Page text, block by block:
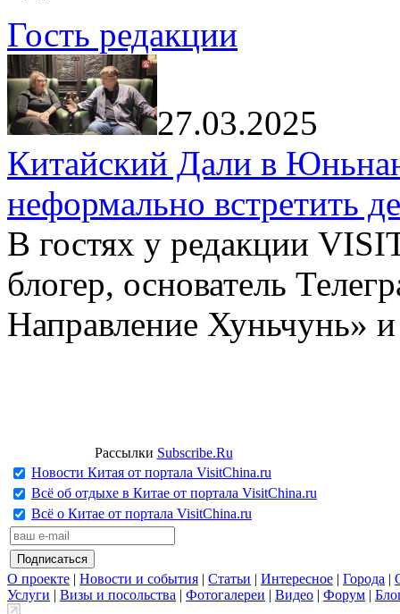
Гость редакции
27.03.2025
Китайский Дали в
неформально встретить
В гостях у редакции
блогер, основатель
Направление Хуньчунь»
Рассылки Subscribe.Ru
Новости Китая от портала VisitChina.ru
Всё об отдыхе в Китае от портала VisitChina.ru
Всё о Китае от портала VisitChina.ru
О проекте | Новости и события | Статьи | Интересное | Города |
Услуги | Визы и посольства | Фотогалереи | Видео | Форум |